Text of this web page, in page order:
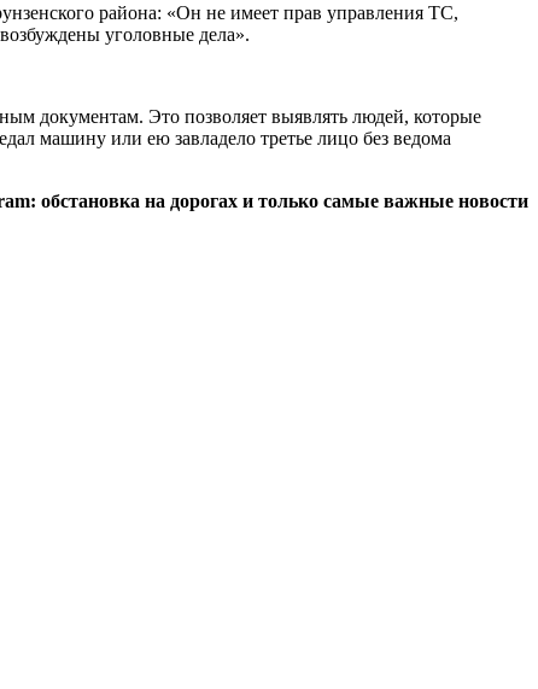
района: «Он не имеет прав управления ТС,
уголовные дела».
документам. Это позволяет выявлять людей, которые
машину или ею завладело третье лицо без ведома
обстановка на дорогах и только самые важные новости